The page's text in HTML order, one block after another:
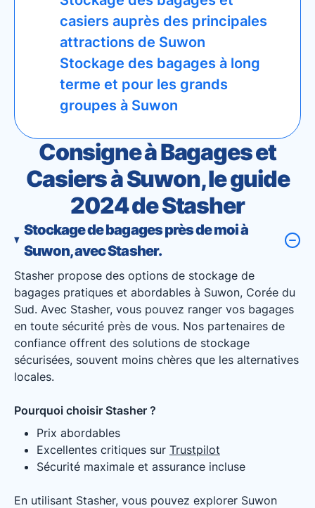
casiers auprès des principales
attractions de Suwon
Stockage des bagages à long
terme et pour les grands
groupes à Suwon
Consigne à Bagages et
Casiers à Suwon, le guide
2024 de Stasher
Stockage de bagages près de moi à
Suwon, avec Stasher.
Stasher propose des options de stockage de
bagages pratiques et abordables à Suwon, Corée du
Sud. Avec Stasher, vous pouvez ranger vos bagages
en toute sécurité près de vous. Nos partenaires de
confiance offrent des solutions de stockage
sécurisées, souvent moins chères que les alternatives
locales.
Pourquoi choisir Stasher ?
Prix abordables
Excellentes critiques sur Trustpilot
Sécurité maximale et assurance incluse
En utilisant Stasher, vous pouvez explorer Suwon